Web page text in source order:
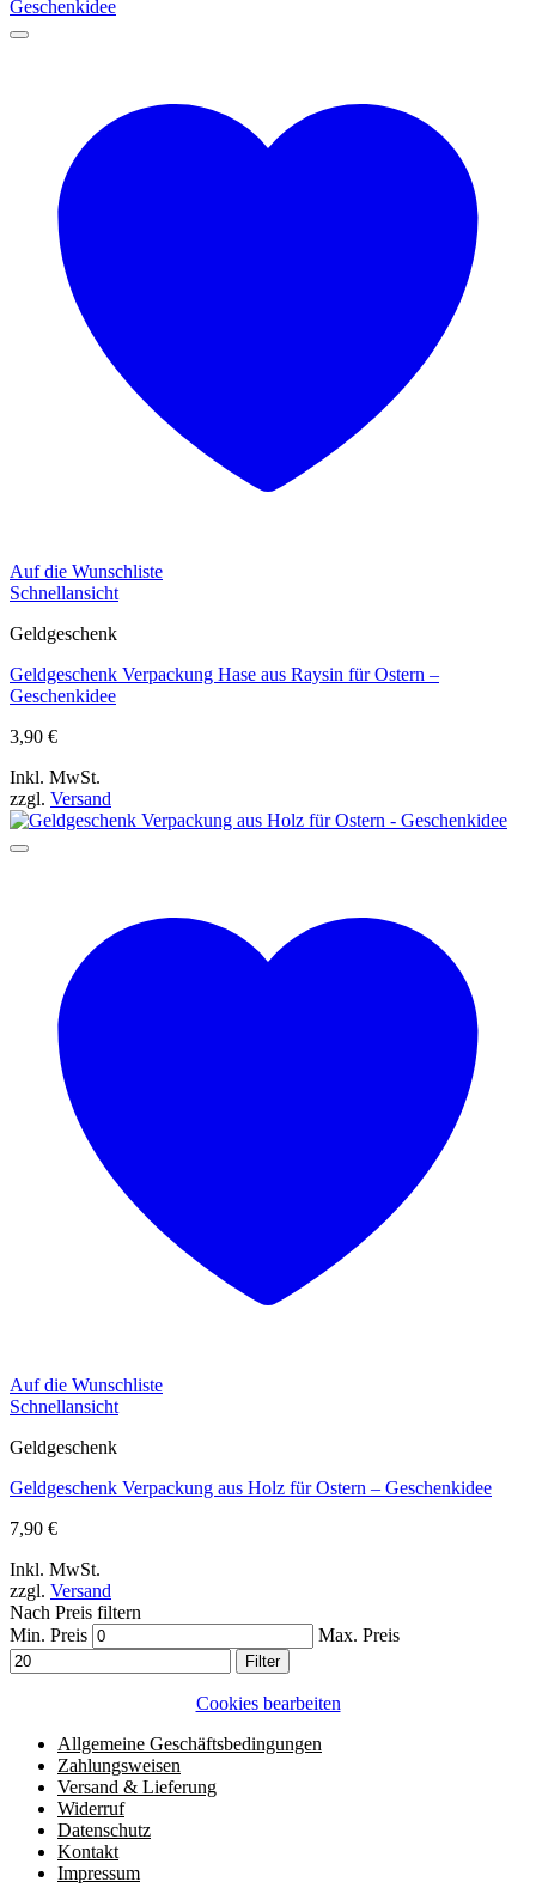
Auf die Wunschliste
Schnellansicht
Geldgeschenk
Geldgeschenk Verpackung Hase aus Raysin für Ostern –
Geschenkidee
3,90 €
Inkl. MwSt.
zzgl. Versand
Auf die Wunschliste
Schnellansicht
Geldgeschenk
Geldgeschenk Verpackung aus Holz für Ostern – Geschenkidee
7,90 €
Inkl. MwSt.
zzgl. Versand
Nach Preis filtern
Min. Preis
Max. Preis
Filter
Cookies bearbeiten
Allgemeine Geschäftsbedingungen
Zahlungsweisen
Versand & Lieferung
Widerruf
Datenschutz
Kontakt
Impressum